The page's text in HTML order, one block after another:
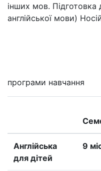
інших мов.
англійської мови)
програми навчання
Англійська
для дітей
9